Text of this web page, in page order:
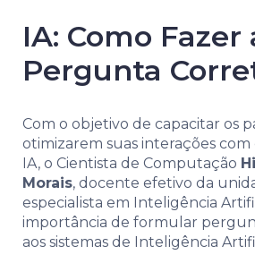
IA: Como Fazer
Pergunta
Com o objetivo de capacitar os
otimizarem suas interações com
IA, o Cientista de Computação
Morais, docente efetivo da
especialista em Inteligência
importância de formular
aos sistemas de Inteligência